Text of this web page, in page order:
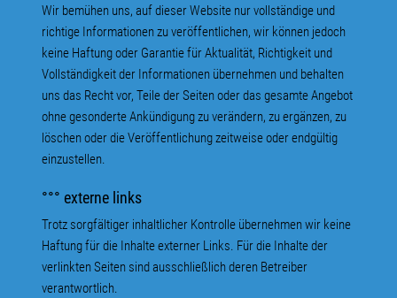
Wir bemühen uns, auf dieser Website nur vollständige und
richtige Informationen zu veröffentlichen, wir können jedoch
keine Haftung oder Garantie für Aktualität, Richtigkeit und
Vollständigkeit der Informationen übernehmen und behalten
uns das Recht vor, Teile der Seiten oder das gesamte Angebot
ohne gesonderte Ankündigung zu verändern, zu ergänzen, zu
löschen oder die Veröffentlichung zeitweise oder endgültig
einzustellen.
°°° externe links
Trotz sorgfältiger inhaltlicher Kontrolle übernehmen wir keine
Haftung für die Inhalte externer Links. Für die Inhalte der
verlinkten Seiten sind ausschließlich deren Betreiber
verantwortlich.